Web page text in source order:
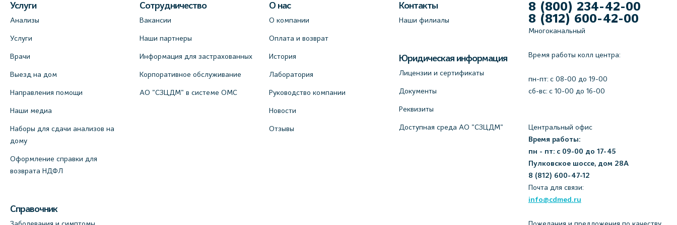
Услуги
Анализы
Услуги
Врачи
Выезд на дом
Направления помощи
Наши медиа
Наборы для сдачи анализов на
дому
Оформление справки для
возврата НДФЛ
Справочник
Сотрудничество
Вакансии
Наши партнеры
Информация для застрахованных
Корпоративное обслуживание
АО "СЗЦДМ" в системе ОМС
О нас
О компании
Оплата и возврат
История
Лаборатория
Руководство компании
Новости
Отзывы
Контакты
Наши филиалы
Юридическая информация
Лицензии и сертификаты
Документы
Реквизиты
Доступная среда АО "СЗЦДМ"
8 (800) 234-42-00
8 (812) 600-42-00
Многоканальный
Время работы колл центра:
пн-пт: c 08-00 до 19-00
сб-вс: с 10-00 до 16-00
Центральный офис
Время работы:
пн - пт: с 09-00 до 17-45
Пулковское шоссе, дом 28А
8 (812) 600-47-12
Почта для связи:
info@cdmed.ru